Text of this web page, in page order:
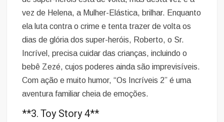
vez de Helena, a Mulher-Elástica, brilhar. Enquanto
ela luta contra o crime e tenta trazer de volta os
dias de glória dos super-heróis, Roberto, o Sr.
Incrível, precisa cuidar das crianças, incluindo o
bebê Zezé, cujos poderes ainda são imprevisíveis.
Com ação e muito humor, “Os Incríveis 2” é uma
aventura familiar cheia de emoções.
**3. Toy Story 4**